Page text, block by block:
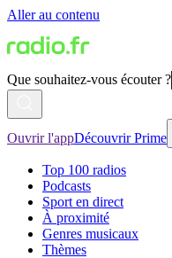
Aller au contenu
Que souhaitez-vous écouter ?
Ouvrir l'appDécouvrir Prime
Top 100 radios
Podcasts
Sport en direct
À proximité
Genres musicaux
Thèmes